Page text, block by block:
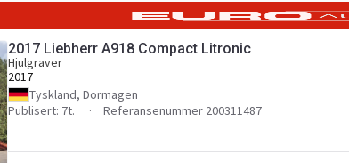
2017 Liebherr A918 Compact Litronic
Hjulgraver
2017
Tyskland, Dormagen
Publisert: 7t.
Referansenummer 200311487